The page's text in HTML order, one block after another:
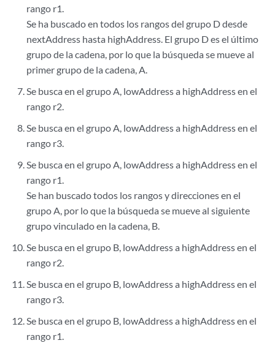
rango r1.
Se ha buscado en todos los rangos del grupo D desde
nextAddress hasta highAddress. El grupo D es el último
grupo de la cadena, por lo que la búsqueda se mueve al
primer grupo de la cadena, A.
Se busca en el grupo A, lowAddress a highAddress en el
rango r2.
Se busca en el grupo A, lowAddress a highAddress en el
rango r3.
Se busca en el grupo A, lowAddress a highAddress en el
rango r1.
Se han buscado todos los rangos y direcciones en el
grupo A, por lo que la búsqueda se mueve al siguiente
grupo vinculado en la cadena, B.
Se busca en el grupo B, lowAddress a highAddress en el
rango r2.
Se busca en el grupo B, lowAddress a highAddress en el
rango r3.
Se busca en el grupo B, lowAddress a highAddress en el
rango r1.